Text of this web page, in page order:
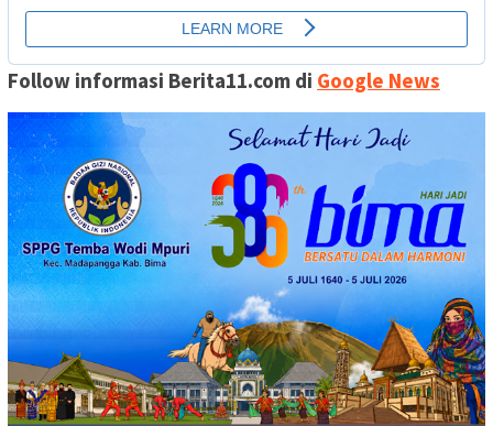
Follow informasi Berita11.com di Google News